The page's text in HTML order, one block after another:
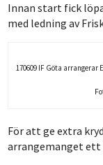
Innan start fick
med ledning av
170609 IF Göta arrangerar
För att ge extra
arrangemanget